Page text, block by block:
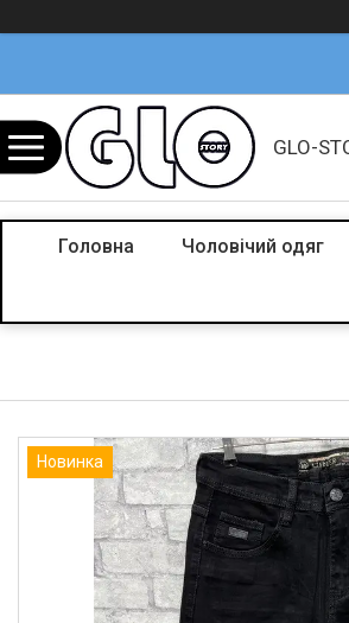
GLO-
Головна Чоловічий одяг
Новинка